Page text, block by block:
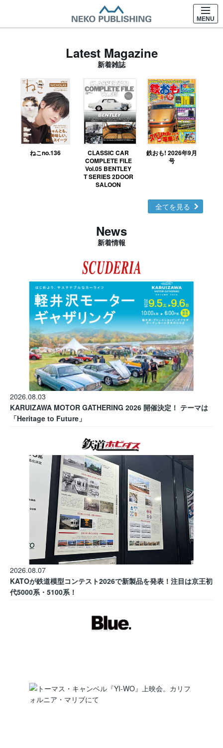
MENU
Latest Magazine
新着雑誌
ねこno.136
CLASSIC CAR
COMPLETE FILE
Vol.05 BENTLEY
T SERIES 2DOOR
SALOON
鉄おも! 2026年9月
号
全てを見る
News
新着情報
2026.08.03
KARUIZAWA MOTOR GATHERING 2026 開催決定！ テーマは
「Heritage to Future」
2026.08.07
KATOが鉄道模型コンテスト2026で新製品を発表！注目は京王初
代5000系・5100系！